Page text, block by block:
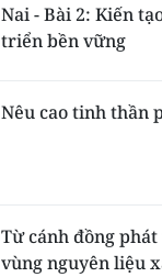
Nai - Bài 2: Kiến
triển bền vững
Nêu cao tinh thần
Từ cánh đồng
vùng nguyên liệu